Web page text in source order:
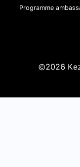
Programme
©2026